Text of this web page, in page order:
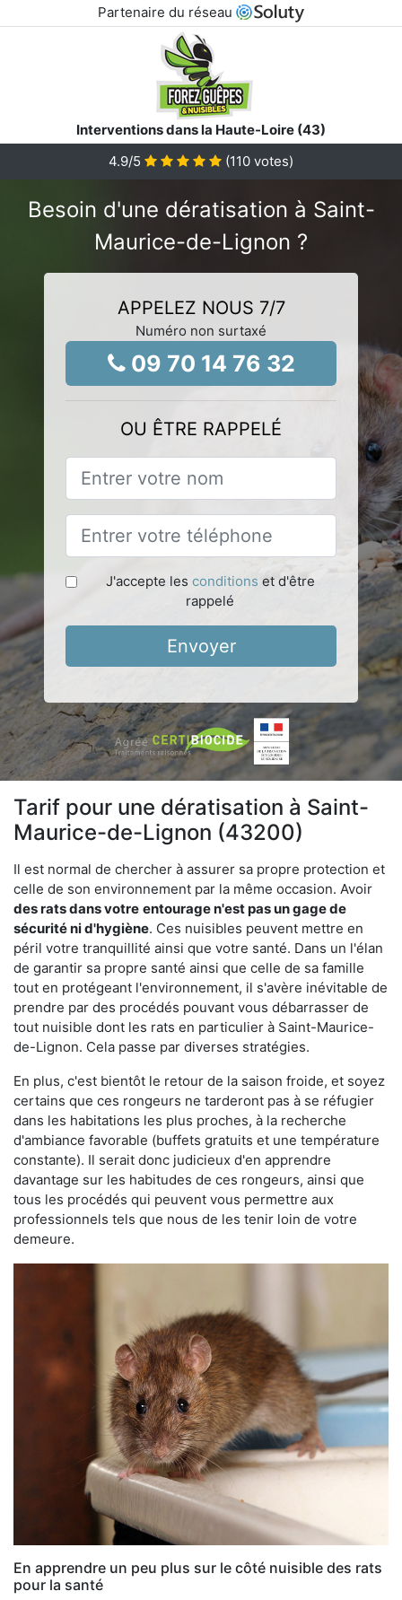
Partenaire du réseau
Interventions dans la Haute-Loire (43)
4.9/5 (110 votes)
Besoin d'une dératisation à Saint-
Maurice-de-Lignon ?
APPELEZ NOUS 7/7
Numéro non surtaxé
09 70 14 76 32
OU ÊTRE RAPPELÉ
J'accepte les conditions et d'être
rappelé
Envoyer
Tarif pour une dératisation à Saint-
Maurice-de-Lignon (43200)
Il est normal de chercher à assurer sa propre protection et
celle de son environnement par la même occasion. Avoir
des rats dans votre entourage n'est pas un gage de
sécurité ni d'hygiène. Ces nuisibles peuvent mettre en
péril votre tranquillité ainsi que votre santé. Dans un l'élan
de garantir sa propre santé ainsi que celle de sa famille
tout en protégeant l'environnement, il s'avère inévitable de
prendre par des procédés pouvant vous débarrasser de
tout nuisible dont les rats en particulier à Saint-Maurice-
de-Lignon. Cela passe par diverses stratégies.
En plus, c'est bientôt le retour de la saison froide, et soyez
certains que ces rongeurs ne tarderont pas à se réfugier
dans les habitations les plus proches, à la recherche
d'ambiance favorable (buffets gratuits et une température
constante). Il serait donc judicieux d'en apprendre
davantage sur les habitudes de ces rongeurs, ainsi que
tous les procédés qui peuvent vous permettre aux
professionnels tels que nous de les tenir loin de votre
demeure.
En apprendre un peu plus sur le côté nuisible des rats
pour la santé